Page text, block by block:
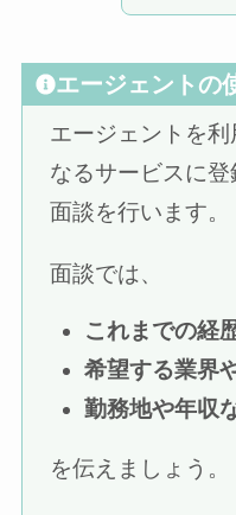
エージェントの
エージェントを
なるサービスに
面談を行います。
面談では、
これまでの経
希望する業界
勤務地や年収
を伝えましょう。